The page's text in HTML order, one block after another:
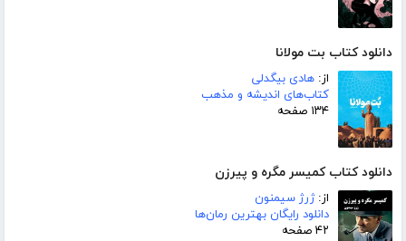
دانلود کتاب بت مولانا
از: هادی بیگدلی
کتاب‌های اندیشه و مذهب
۱۳۴ صفحه
دانلود کتاب کمیسر مگره و پیرزن
از:ژرژ سیمنون
دانلود رایگان بهترین رمان‌ها
۴۲ صفحه